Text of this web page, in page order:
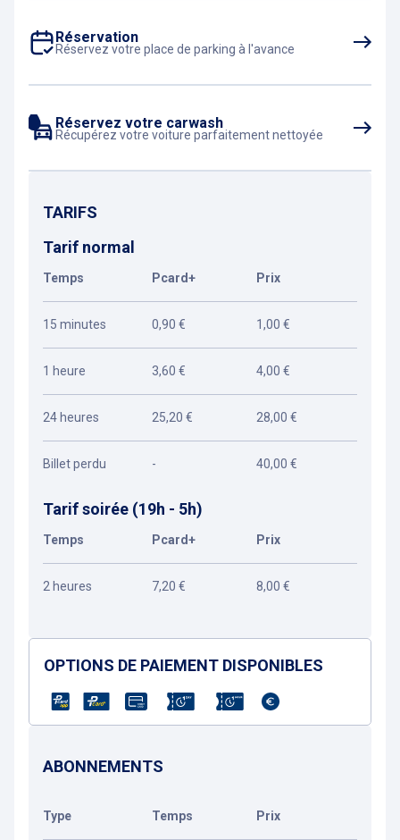
Réservation
Réservez votre place de parking à l'avance
Réservez votre carwash
Récupérez votre voiture parfaitement nettoyée
TARIFS
Tarif normal
Temps Pcard+ Prix
15 minutes 0,90 € 1,00 €
1 heure 3,60 € 4,00 €
24 heures 25,20 € 28,00 €
Billet perdu - 40,00 €
Tarif soirée (19h - 5h)
Temps Pcard+ Prix
2 heures 7,20 € 8,00 €
OPTIONS DE PAIEMENT DISPONIBLES
ABONNEMENTS
Type Temps Prix